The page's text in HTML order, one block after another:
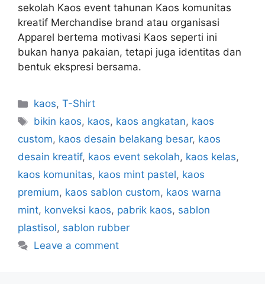
sekolah Kaos event tahunan Kaos komunitas
kreatif Merchandise brand atau organisasi
Apparel bertema motivasi Kaos seperti ini
bukan hanya pakaian, tetapi juga identitas dan
bentuk ekspresi bersama.
kaos,T-Shirt
bikin kaos, kaos, kaos angkatan, kaos
custom, kaos desain belakang besar, kaos
desain kreatif, kaos event sekolah, kaos kelas,
kaos komunitas, kaos mint pastel, kaos
premium, kaos sablon custom, kaos warna
mint, konveksi kaos, pabrik kaos, sablon
plastisol, sablon rubber
Leave a comment